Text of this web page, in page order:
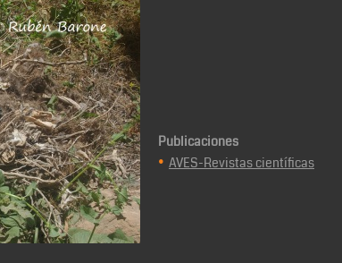
Publicaciones
• AVES-Revistas científicas